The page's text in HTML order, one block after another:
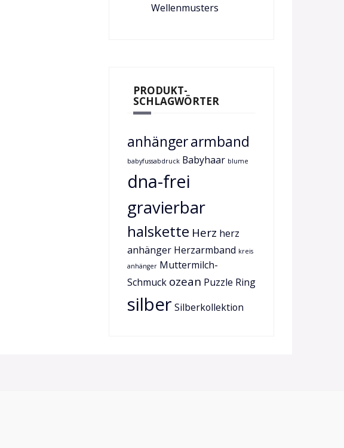
Wellenmusters
PRODUKT-
SCHLAGWÖRTER
anhängerarmband
babyfussabdruck Babyhaar blume
dna-frei
gravierbar
halskette Herz herz
anhänger Herzarmband kreis
anhänger Muttermilch-
Schmuck ozean Puzzle Ring
silber Silberkollektion